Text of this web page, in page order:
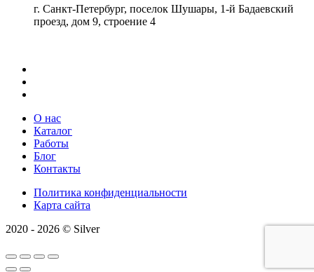
г. Санкт-Петербург, поселок Шушары, 1-й Бадаевский
проезд, дом 9, строение 4
Как добраться API Карт
О нас
Каталог
Работы
Блог
Контакты
Политика конфиденциальности
Карта сайта
2020 - 2026 © Silver